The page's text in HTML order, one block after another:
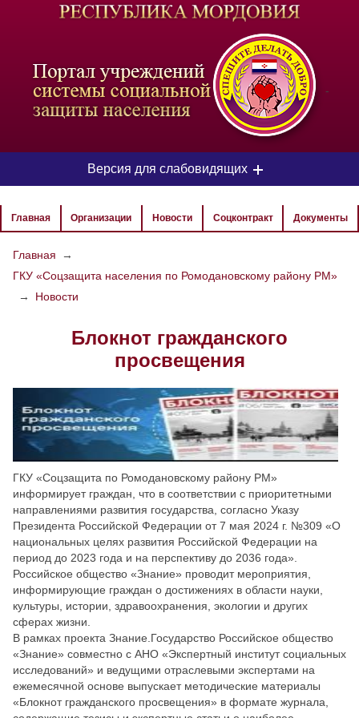
-
Версия для слабовидящих
ЦВЕТОВАЯ СХЕМА
РАЗМЕР ТЕКСТА
ИЗОБРАЖЕНИЯ
Настройки по умолчанию
Главная Организации Новости Соцконтракт Документы
Главная
→
ГКУ «Соцзащита населения по Ромодановскому району РМ»
→
Новости
Блокнот гражданского
просвещения
ГКУ «Соцзащита по Ромодановскому району РМ»
информирует граждан, что в соответствии с приоритетными
направлениями развития государства, согласно Указу
Президента Российской Федерации от 7 мая 2024 г. №309 «О
национальных целях развития Российской Федерации на
период до 2023 года и на перспективу до 2036 года».
Российское общество «Знание» проводит мероприятия,
информирующие граждан о достижениях в области науки,
культуры, истории, здравоохранения, экологии и других
сферах жизни.
В рамках проекта Знание.Государство Российское общество
«Знание» совместно с АНО «Экспертный институт социальных
исследований» и ведущими отраслевыми экспертами на
ежемесячной основе выпускает методические материалы
«Блокнот гражданского просвещения» в формате журнала,